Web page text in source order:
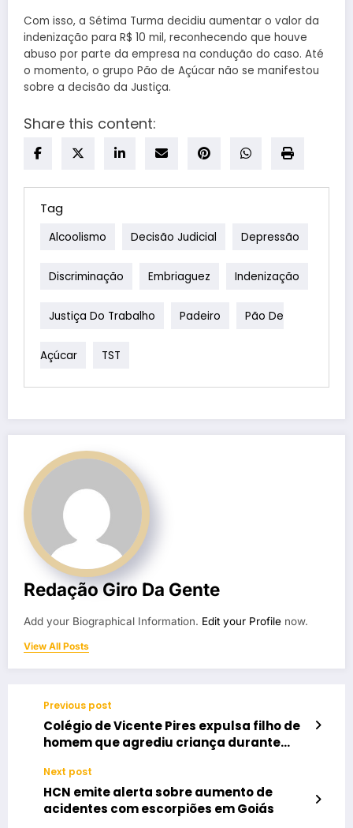
Com isso, a Sétima Turma decidiu aumentar o valor da
indenização para R$ 10 mil, reconhecendo que houve
abuso por parte da empresa na condução do caso. Até
o momento, o grupo Pão de Açúcar não se manifestou
sobre a decisão da Justiça.
Share this content:
Tag
Alcoolismo Decisão Judicial Depressão
Discriminação Embriaguez Indenização
Justiça Do Trabalho Padeiro Pão De
Açúcar TST
Redação Giro Da Gente
Add your Biographical Information. Edit your Profile now.
View All Posts
Previous post
Colégio de Vicente Pires expulsa filho de
homem que agrediu criança durante
Next post
HCN emite alerta sobre aumento de
acidentes com escorpiões em Goiás